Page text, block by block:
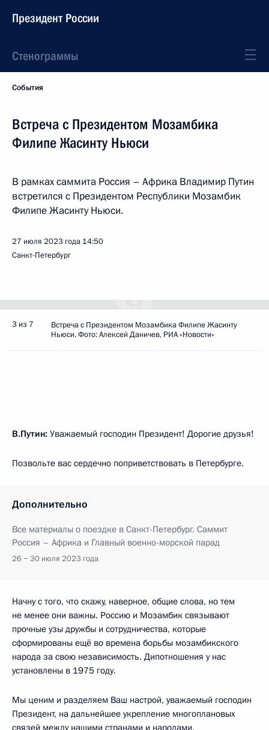
Президент России
Стенограммы
События
Встреча с Президентом Мозамбика
Филипе Жасинту Ньюси
В рамках саммита Россия – Африка Владимир Путин
встретился с Президентом Республики Мозамбик
Филипе Жасинту Ньюси.
27 июля 2023 года 14:50
Санкт-Петербург
3 из 7
Встреча с Президентом Мозамбика Филипе Жасинту
Ньюси. Фото: Алексей Даничев, РИА «Новости»
В.Путин: Уважаемый господин Президент! Дорогие друзья!
Позвольте вас сердечно поприветствовать в Петербурге.
Дополнительно
Все материалы о поездке в Санкт-Петербург. Саммит
Россия – Африка и Главный военно-морской парад
26 − 30 июля 2023 года
Начну с того, что скажу, наверное, общие слова, но тем
не менее они важны. Россию и Мозамбик связывают
прочные узы дружбы и сотрудничества, которые
сформированы ещё во времена борьбы мозамбикского
народа за свою независимость. Дипотношения у нас
установлены в 1975 году.
Мы ценим и разделяем Ваш настрой, уважаемый господин
Президент, на дальнейшее укрепление многоплановых
связей между нашими странами и народами.